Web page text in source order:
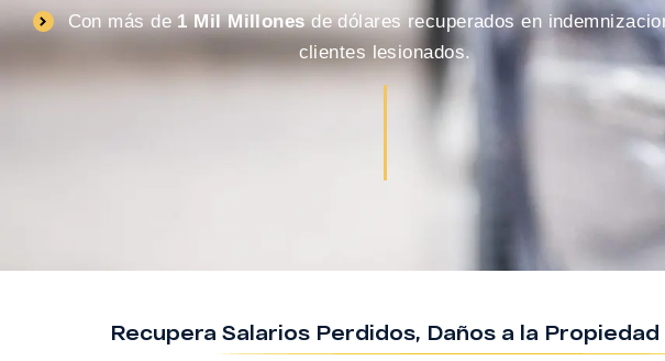
Con más de1 Mil Millonesde dólares recuperados en
clientes lesionados.
Recupera Salarios Perdidos, Daños a la